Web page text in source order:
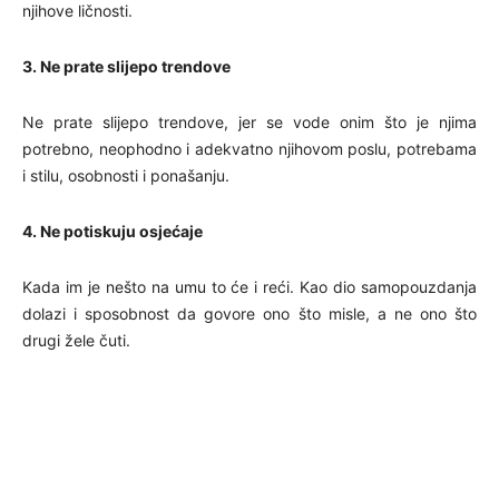
njihove ličnosti.
3. Ne prate slijepo trendove
Ne prate slijepo trendove, jer se vode onim što je njima
potrebno, neophodno i adekvatno njihovom poslu, potrebama
i stilu, osobnosti i ponašanju.
4. Ne potiskuju osjećaje
Kada im je nešto na umu to će i reći. Kao dio samopouzdanja
dolazi i sposobnost da govore ono što misle, a ne ono što
drugi žele čuti.